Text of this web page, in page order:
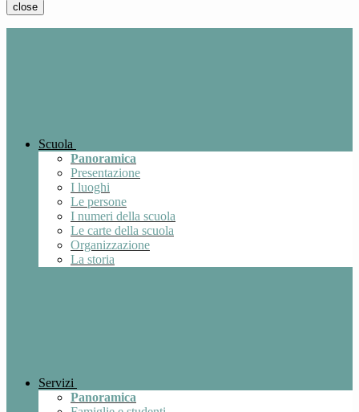
close
Scuola
Panoramica
Presentazione
I luoghi
Le persone
I numeri della scuola
Le carte della scuola
Organizzazione
La storia
Servizi
Panoramica